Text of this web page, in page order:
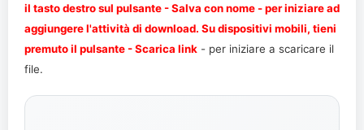
il tasto destro sul pulsante - Salva con nome - per iniziare ad
aggiungere l'attività di download. Su dispositivi mobili, tieni
premuto il pulsante - Scarica link - per iniziare a scaricare il
file.